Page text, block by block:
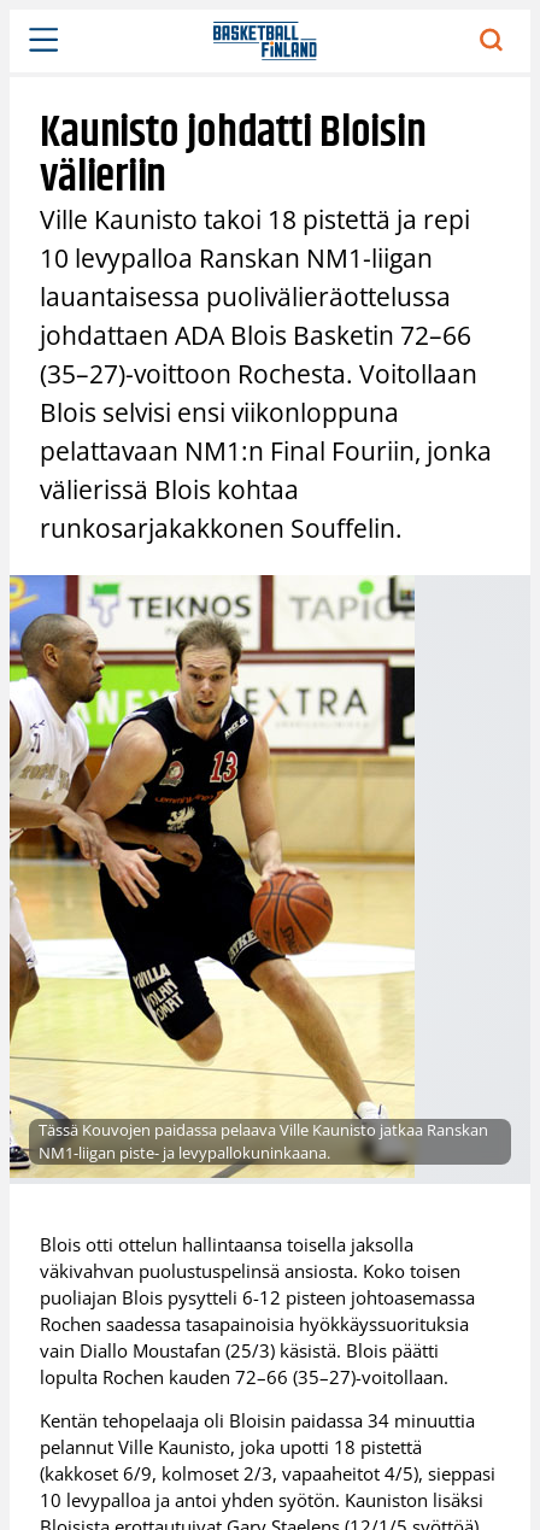
Siirry
sisältöön
Kaunisto johdatti Bloisin
välieriin
Ville Kaunisto takoi 18 pistettä ja repi
10 levypalloa Ranskan NM1-liigan
lauantaisessa puolivälieräottelussa
johdattaen ADA Blois Basketin 72–66
(35–27)-voittoon Rochesta. Voitollaan
Blois selvisi ensi viikonloppuna
pelattavaan NM1:n Final Fouriin, jonka
välierissä Blois kohtaa
runkosarjakakkonen Souffelin.
Tässä Kouvojen paidassa pelaava Ville Kaunisto jatkaa Ranskan
NM1-liigan piste- ja levypallokuninkaana.
Blois otti ottelun hallintaansa toisella jaksolla
väkivahvan puolustuspelinsä ansiosta. Koko toisen
puoliajan Blois pysytteli 6-12 pisteen johtoasemassa
Rochen saadessa tasapainoisia hyökkäyssuorituksia
vain Diallo Moustafan (25/3) käsistä. Blois päätti
lopulta Rochen kauden 72–66 (35–27)-voitollaan.
Kentän tehopelaaja oli Bloisin paidassa 34 minuuttia
pelannut Ville Kaunisto, joka upotti 18 pistettä
(kakkoset 6/9, kolmoset 2/3, vapaaheitot 4/5), sieppasi
10 levypalloa ja antoi yhden syötön. Kauniston lisäksi